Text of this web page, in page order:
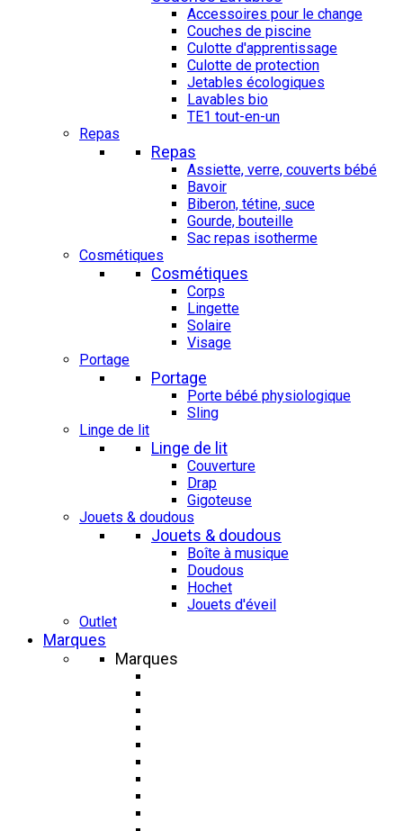
Accessoires pour le change
Couches de piscine
Culotte d'apprentissage
Culotte de protection
Jetables écologiques
Lavables bio
TE1 tout-en-un
Repas
Repas
Assiette, verre, couverts bébé
Bavoir
Biberon, tétine, suce
Gourde, bouteille
Sac repas isotherme
Cosmétiques
Cosmétiques
Corps
Lingette
Solaire
Visage
Portage
Portage
Porte bébé physiologique
Sling
Linge de lit
Linge de lit
Couverture
Drap
Gigoteuse
Jouets & doudous
Jouets & doudous
Boîte à musique
Doudous
Hochet
Jouets d'éveil
Outlet
Marques
Marques